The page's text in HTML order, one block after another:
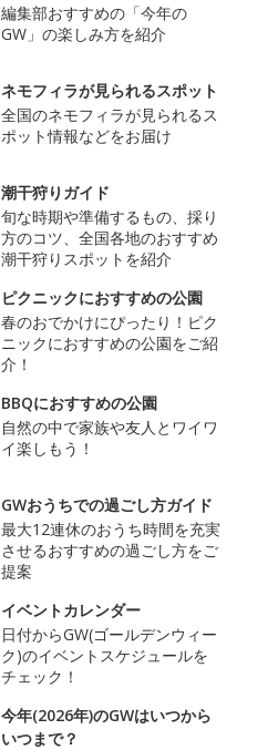
編集部おすすめの「今年の
GW」の楽しみ方を紹介
ネモフィラが見られるスポット
全国のネモフィラが見られるス
ポット情報などをお届け
潮干狩りガイド
旬な時期や準備するもの、採り
方のコツ、全国各地のおすすめ
潮干狩りスポットを紹介
ピクニックにおすすめの公園
春のおでかけにぴったり！ピク
ニックにおすすめの公園をご紹
介！
BBQにおすすめの公園
自然の中で家族や友人とワイワ
イ楽しもう！
GWおうちでの過ごし方ガイド
最大12連休のおうち時間を充実
させるおすすめの過ごし方をご
提案
イベントカレンダー
日付からGW(ゴールデンウィー
ク)のイベントスケジュールを
チェック！
今年(2026年)のGWはいつから
いつまで？